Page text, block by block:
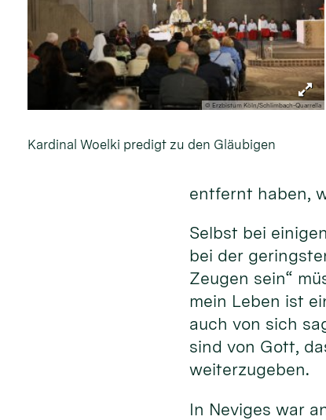
© Erzbistum Köln/Schlimbach-Quarrella
Kardinal Woelki predigt zu den Gläubigen
entfernt haben,
Selbst bei
bei der
Zeugen sein“
mein Leben ist
auch von sich
sind von Gott,
weiterzugeben.
In Neviges war